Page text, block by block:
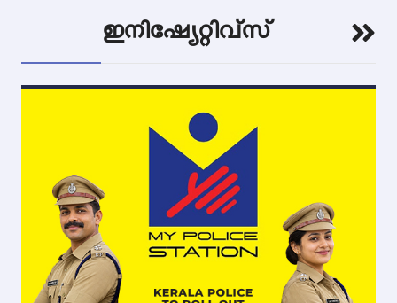
ഇനിഷ്യേറ്റിവ്സ്